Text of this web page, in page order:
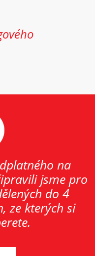
na
jsme pro
do 4
ze kterých si